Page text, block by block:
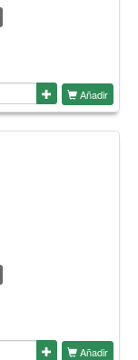
Añadir
Añadir